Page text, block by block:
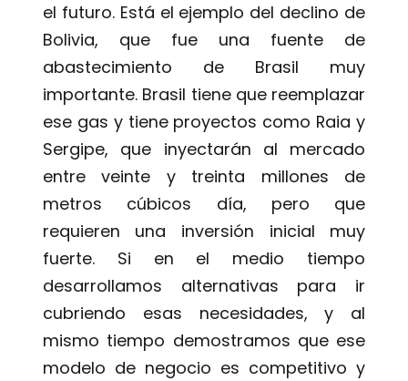
el futuro. Está el ejemplo del declino de
Bolivia, que fue una fuente de
abastecimiento de Brasil muy
importante. Brasil tiene que reemplazar
ese gas y tiene proyectos como Raia y
Sergipe, que inyectarán al mercado
entre veinte y treinta millones de
metros cúbicos día, pero que
requieren una inversión inicial muy
fuerte. Si en el medio tiempo
desarrollamos alternativas para ir
cubriendo esas necesidades, y al
mismo tiempo demostramos que ese
modelo de negocio es competitivo y